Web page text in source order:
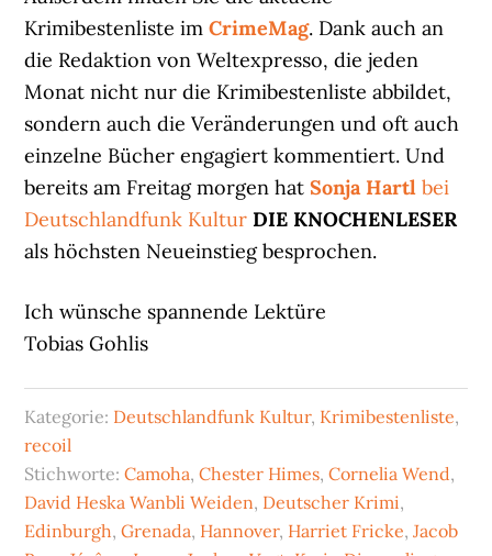
Krimibestenliste imCrimeMag. Dank auch an
die Redaktion von Weltexpresso, die jeden
Monat nicht nur die Krimibestenliste abbildet,
sondern auch die Veränderungen und oft auch
einzelne Bücher engagiert kommentiert. Und
bereits am Freitag morgen hatSonja Hartl bei
Deutschlandfunk Kultur DIE KNOCHENLESER
als höchsten Neueinstieg besprochen.
Ich wünsche spannende Lektüre
Tobias Gohlis
Kategorie: Deutschlandfunk Kultur, Krimibestenliste,
recoil
Stichworte:Camoha,Chester Himes,Cornelia Wend,
David Heska Wanbli Weiden, Deutscher Krimi,
Edinburgh,Grenada, Hannover, Harriet Fricke,Jacob